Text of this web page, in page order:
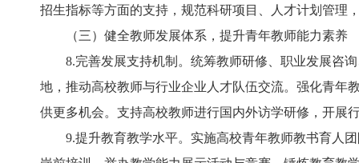
招生指标等方面的支持，规范科研项目、人才计划管理
（三）健全教师发展体系，提升青年教师能力素养
8.完善发展支持机制。统筹教师研修、职业发展咨询
地，推动高校教师与行业企业人才队伍交流。强化青年
供更多机会。支持高校教师进行国内外访学研修，开展
9.提升教育教学水平。实施高校青年教师教书育人团